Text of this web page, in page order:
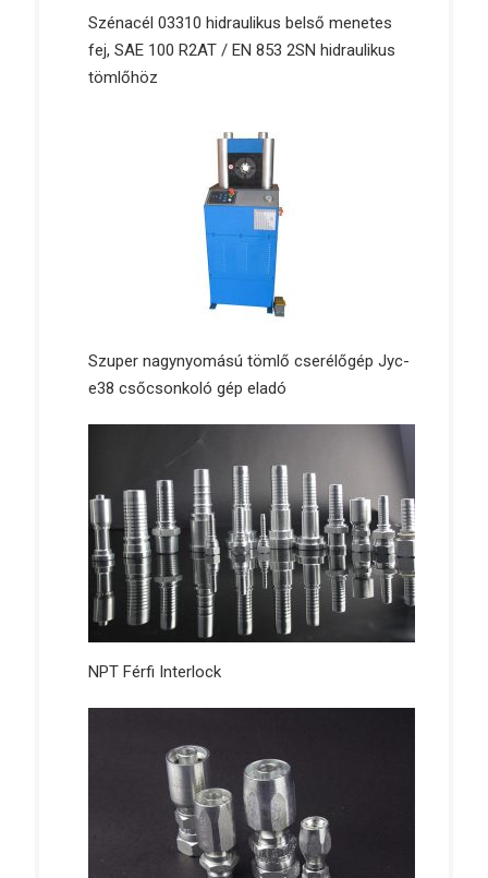
Szénacél 03310 hidraulikus belső menetes
fej, SAE 100 R2AT / EN 853 2SN hidraulikus
tömlőhöz
Szuper nagynyomású tömlő cserélőgép Jyc-
e38 csőcsonkoló gép eladó
NPT Férfi Interlock